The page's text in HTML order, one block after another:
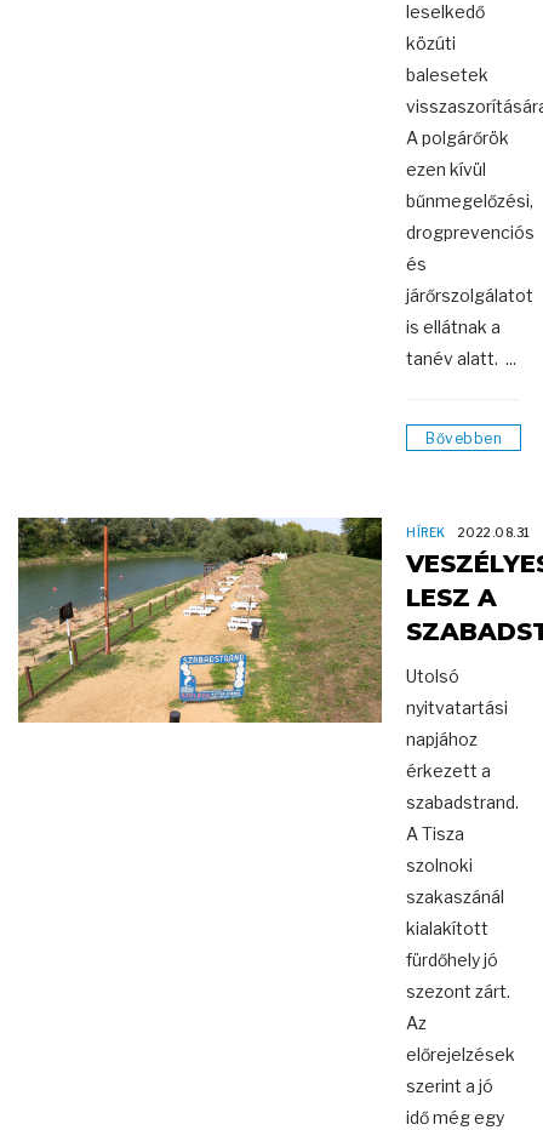
leselkedő
közúti
balesetek
A polgárőrök
ezen kívül
bűnmegelőzési,
drogprevenciós
és
járőrszolgálatot
is ellátnak a
tanév alatt. ...
Bővebben
HÍREK 2022.08.31
LESZ A
Utolsó
nyitvatartási
napjához
érkezett a
szabadstrand.
A Tisza
szolnoki
szakaszánál
kialakított
fürdőhely jó
szezont zárt.
Az
előrejelzések
szerint a jó
idő még egy